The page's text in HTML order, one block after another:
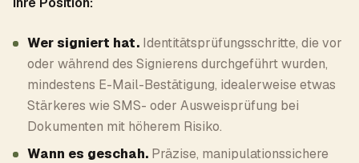
Wer signiert hat. Identitätsprüfungsschritte, die vor
oder während des Signierens durchgeführt wurden,
mindestens E-Mail-Bestätigung, idealerweise etwas
Stärkeres wie SMS- oder Ausweisprüfung bei
Dokumenten mit höherem Risiko.
Wann es geschah. Präzise, manipulationssichere